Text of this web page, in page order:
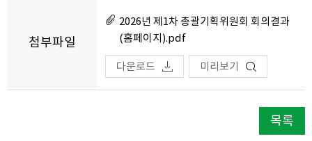
첨부파일
2026년 제1차 총괄기획위원회 회의결과
(홈페이지).pdf
다운로드 미리보기
목록